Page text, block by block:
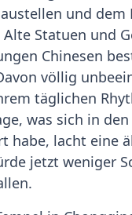
und dem
Statuen und
Chinesen
völlig
täglichen
was sich in
habe, lacht eine
jetzt weniger